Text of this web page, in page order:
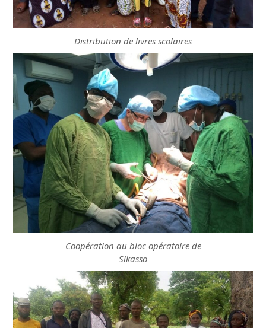
Distribution de livres scolaires
Coopération au bloc opératoire de
Sikasso